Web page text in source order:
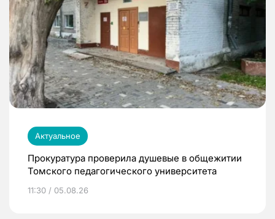
Актуальное
Прокуратура проверила душевые в общежитии
Томского педагогического университета
11:30 / 05.08.26